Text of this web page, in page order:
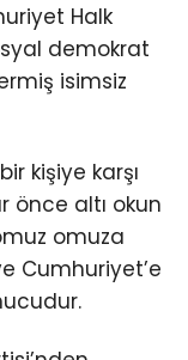
Halk
demokrat
isimsiz
kişiye karşı
önce altı okun
omuza
Cumhuriyet’e